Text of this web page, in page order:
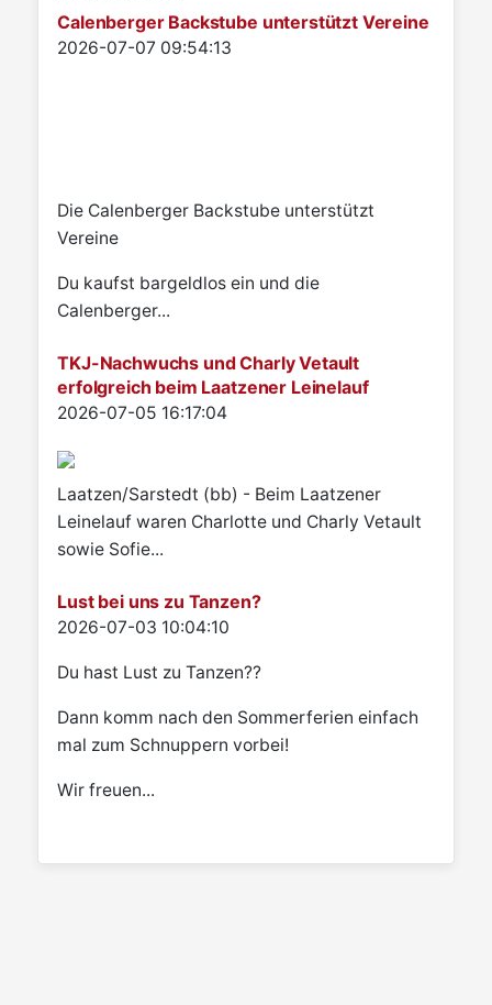
Calenberger Backstube unterstützt Vereine
Details
2026-07-07 09:54:13
Die Calenberger Backstube unterstützt
Vereine
Du kaufst bargeldlos ein und die
Calenberger...
TKJ-Nachwuchs und Charly Vetault
erfolgreich beim Laatzener Leinelauf
Details
2026-07-05 16:17:04
Laatzen/Sarstedt (bb) - Beim Laatzener
Leinelauf waren Charlotte und Charly Vetault
sowie Sofie...
Lust bei uns zu Tanzen?
Details
2026-07-03 10:04:10
Du hast Lust zu Tanzen??
Dann komm nach den Sommerferien einfach
mal zum Schnuppern vorbei!
Wir freuen...